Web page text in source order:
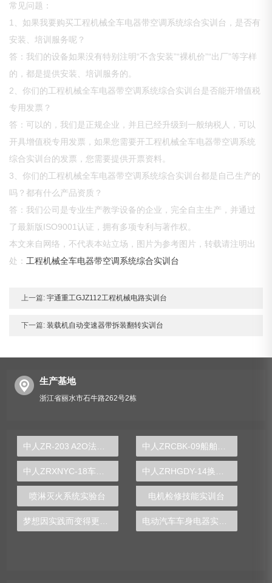
常见问题：
1、如果我要购买工程机械全车电器带空调系统综合实训台，是否有
安装、培训服务呢？
答：我们的设备如果没有特别注明“不含安装”“裸机价”“出厂”等字样
的，都是提供安装、培训服务的。
2、你们的工程机械全车电器带空调系统综合实训台是否能开增值税
专用发票？
答：可以的，我们是正规企业，并且已经升级到一般纳税人，可以
开具增值税专用发票，如果您需要开工程机械全车电器带空调系统
综合实训台的发票，您需要提供开票资料。
3、你们的工程机械全车电器带空调系统综合实训台都是自己生产的
吗？都有什么产品资质？
答：我们公司是专业生产教学设备的企业，完全自主生产，并通过
了最新版ISO9001认证，拥有多项专利与著作权。
本文来自网络，不代表本站立场，图片为参考图片，转载请注明出
处：工程机械全车电器带空调系统综合实训台
上一篇: 宇通重工GJZ112工程机械电路实训台
下一篇: 装载机自动变速器带拆装翻转实训台
生产基地
浙江省丽水市石牛路262号2栋
喷淋灭火系统实验台 电机检修技能实训台